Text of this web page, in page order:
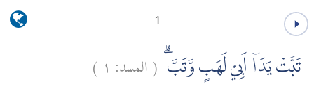
1
تَبَّتْ يَدَآ اَبِيْ لَهَبٍ وَّتَبَّۗ (المسد: ١ )